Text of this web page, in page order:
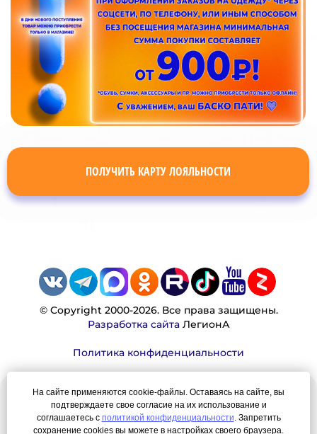
ПОЛУЧИТЬ КАРТУ ЛОЯЛЬНОСТИ
© Copyright 2000-2026. Все права защищены.
Разработка сайтаЛегионА
Политика конфиденциальности
Наша миссия:
На сайте применяются cookie-файлы. Оставаясь на сайте, вы
подтверждаете свое согласие на их использование и
соглашаетесь с политикой конфиденциальности. Запретить
сохранение cookies вы можете в настройках своего браузера.